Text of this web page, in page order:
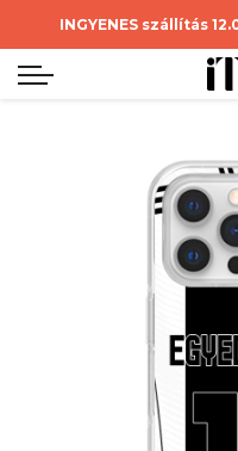
INGYENES szállítás